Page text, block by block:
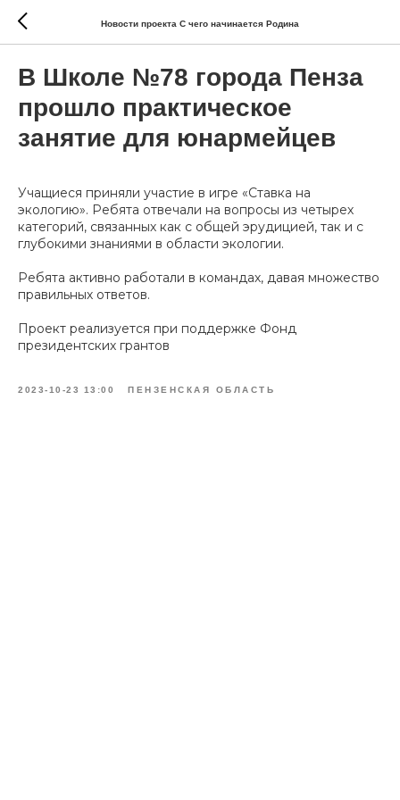
Новости проекта С чего начинается Родина
В Школе №78 города Пенза
прошло практическое
занятие для юнармейцев
Учащиеся приняли участие в игре «Ставка на
экологию». Ребята отвечали на вопросы из четырех
категорий, связанных как с общей эрудицией, так и с
глубокими знаниями в области экологии.
Ребята активно работали в командах, давая множество
правильных ответов.
Проект реализуется при поддержке Фонд
президентских грантов
2023-10-23 13:00 ПЕНЗЕНСКАЯ ОБЛАСТЬ